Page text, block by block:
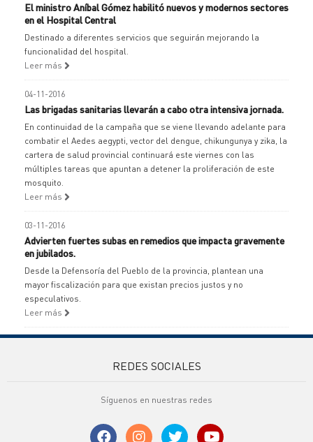
El ministro Aníbal Gómez habilitó nuevos y modernos sectores
en el Hospital Central
Destinado a diferentes servicios que seguirán mejorando la
funcionalidad del hospital.
Leer más
04-11-2016
Las brigadas sanitarias llevarán a cabo otra intensiva jornada.
En continuidad de la campaña que se viene llevando adelante para
combatir el Aedes aegypti, vector del dengue, chikungunya y zika, la
cartera de salud provincial continuará este viernes con las
múltiples tareas que apuntan a detener la proliferación de este
mosquito.
Leer más
03-11-2016
Advierten fuertes subas en remedios que impacta gravemente
en jubilados.
Desde la Defensoría del Pueblo de la provincia, plantean una
mayor fiscalización para que existan precios justos y no
especulativos.
Leer más
REDES SOCIALES
Síguenos en nuestras redes